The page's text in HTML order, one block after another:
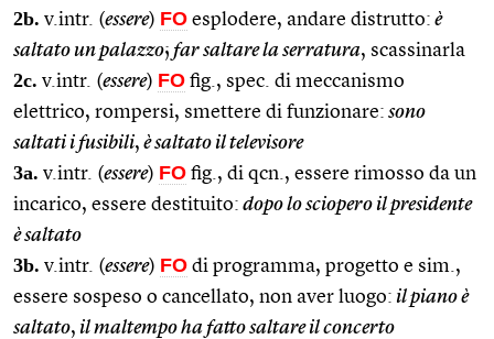
2b. v.intr. (essere) FO esplodere, andare distrutto: è
saltato un palazzo; far saltare la serratura, scassinarla
2c. v.intr. (essere) FO fig., spec. di meccanismo
elettrico, rompersi, smettere di funzionare: sono
saltati i fusibili, è saltato il televisore
3a. v.intr. (essere) FO fig., di qcn., essere rimosso da un
incarico, essere destituito: dopo lo sciopero il presidente
è saltato
3b. v.intr. (essere) FO di programma, progetto e sim.,
essere sospeso o cancellato, non aver luogo: il piano è
saltato, il maltempo ha fatto saltare il concerto